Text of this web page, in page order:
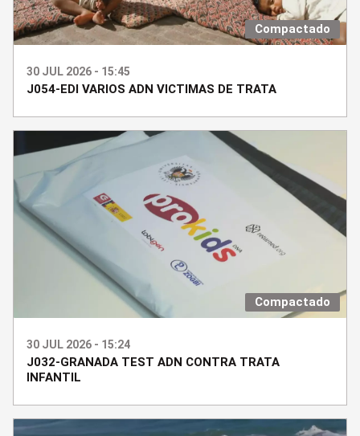
Compactado
30 JUL 2026 - 15:45
J054-EDI VARIOS ADN VICTIMAS DE TRATA
Compactado
30 JUL 2026 - 15:24
J032-GRANADA TEST ADN CONTRA TRATA
INFANTIL